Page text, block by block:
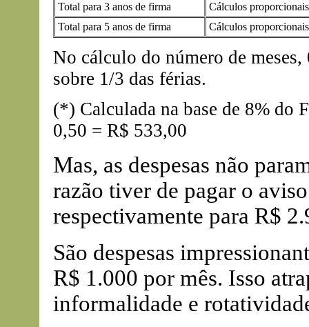
Total para 3 anos de firma
Cálculos
Total para 5 anos de firma
Cálculos
No cálculo do número de
sobre 1/3 das férias.
(*) Calculada na base de 8% do
0,50 = R$ 533,00
Mas, as despesas não
razão tiver de pagar o
respectivamente para R$
São despesas
R$ 1.000 por mês. Isso
informalidade e